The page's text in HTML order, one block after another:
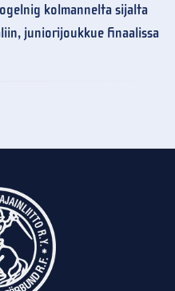
kolmannelta sijalta
juniorijoukkue finaalissa